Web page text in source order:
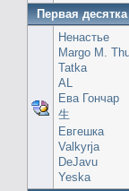
Первая
Ненастье
Margo M.
Tatka
AL
Ева Гончар
生
Евгешка
Valkyrja
DeJavu
Yeska